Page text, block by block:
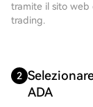
tramite il sito web
trading.
2
ADA